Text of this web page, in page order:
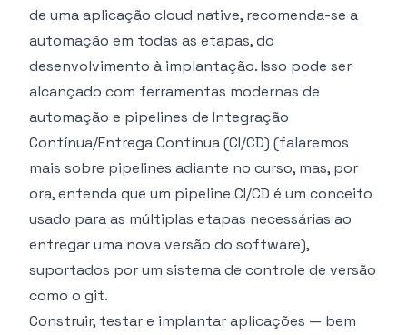
de uma aplicação cloud native, recomenda-se a
automação em todas as etapas, do
desenvolvimento à implantação. Isso pode ser
alcançado com ferramentas modernas de
automação e pipelines de Integração
Contínua/Entrega Contínua (CI/CD) (falaremos
mais sobre pipelines adiante no curso, mas, por
ora, entenda que um pipeline CI/CD é um conceito
usado para as múltiplas etapas necessárias ao
entregar uma nova versão do software),
suportados por um sistema de controle de versão
como o git.
Construir, testar e implantar aplicações — bem